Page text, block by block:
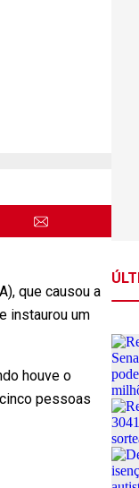
que causou a
instaurou um
houve o
pessoas